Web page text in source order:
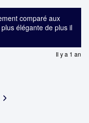
comparé aux
élégante de plus il
Il y a 1 an